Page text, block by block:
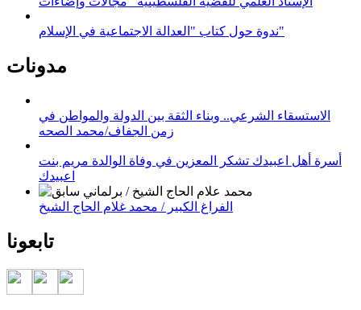
ندوة حول كتاب "العدالة الاجتماعية في الإسلام"
مدونات
الاستسقاء الشرعي.. وبناء الثقة بين الدولة والمواطن في
زمن الجفاف/محمد الصحه
أسرة أهل اعبيدك تشكر المعزين في وفاة الوالدة مريم بنت
اعبيدك
الفراغ الكبير / محمد غلام الحاج الشيخ
تابعونا